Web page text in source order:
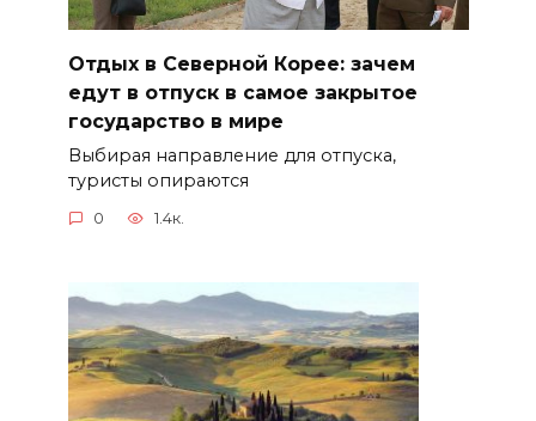
Отдых в Северной Корее: зачем
едут в отпуск в самое закрытое
государство в мире
Выбирая направление для отпуска,
туристы опираются
0 1.4к.